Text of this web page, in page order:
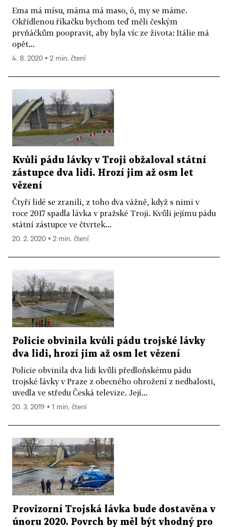
Ema má mísu, máma má maso, ó, my se máme.
Okřídlenou říkačku bychom teď měli českým
prvňáčkům poopravit, aby byla víc ze života: Itálie má
opět...
4. 8. 2020 ▪ 2 min. čtení
Kvůli pádu lávky v Troji obžaloval státní
zástupce dva lidi. Hrozí jim až osm let
vězení
Čtyři lidé se zranili, z toho dva vážně, když s nimi v
roce 2017 spadla lávka v pražské Troji. Kvůli jejímu pádu
státní zástupce ve čtvrtek...
20. 2. 2020 ▪ 2 min. čtení
Policie obvinila kvůli pádu trojské lávky
dva lidi, hrozí jim až osm let vězení
Policie obvinila dva lidi kvůli předloňskému pádu
trojské lávky v Praze z obecného ohrožení z nedbalosti,
uvedla ve středu Česká televize. Její...
20. 3. 2019 ▪ 1 min. čtení
Provizorní Trojská lávka bude dostavěna v
únoru 2020. Povrch by měl být vhodný pro